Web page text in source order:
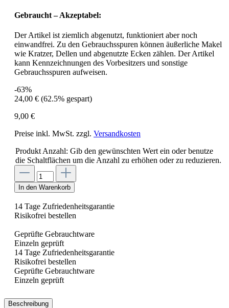
Gebraucht – Akzeptabel:
Der Artikel ist ziemlich abgenutzt, funktioniert aber noch
einwandfrei. Zu den Gebrauchsspuren können äußerliche Makel
wie Kratzer, Dellen und abgenutzte Ecken zählen. Der Artikel
kann Kennzeichnungen des Vorbesitzers und sonstige
Gebrauchsspuren aufweisen.
-63%
24,00 € (62.5% gespart)
9,00 €
Preise inkl. MwSt. zzgl. Versandkosten
Produkt Anzahl: Gib den gewünschten Wert ein oder benutze
die Schaltflächen um die Anzahl zu erhöhen oder zu reduzieren.
In den Warenkorb
14 Tage Zufriedenheitsgarantie
Risikofrei bestellen
Geprüfte Gebrauchtware
Einzeln geprüft
14 Tage Zufriedenheitsgarantie
Risikofrei bestellen
Geprüfte Gebrauchtware
Einzeln geprüft
Beschreibung